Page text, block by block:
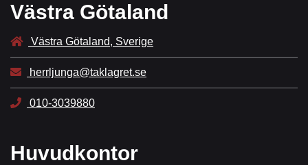
Västra Götaland
Västra Götaland, Sverige
herrljunga@taklagret.se
010-3039880
Huvudkontor